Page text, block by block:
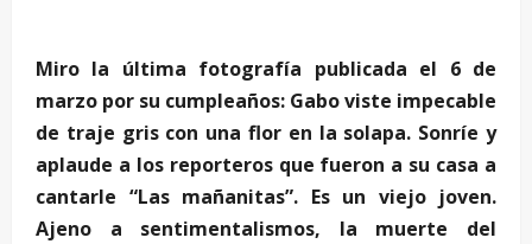
Miro la última fotografía publicada el 6 de
marzo por su cumpleaños: Gabo viste impecable
de traje gris con una flor en la solapa. Sonríe y
aplaude a los reporteros que fueron a su casa a
cantarle “Las mañanitas”. Es un viejo joven.
Ajeno a sentimentalismos, la muerte del